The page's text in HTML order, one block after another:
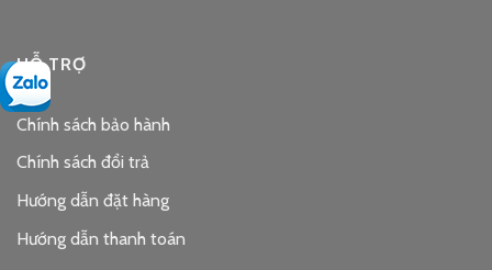
HỖ TRỢ
Chính sách bảo hành
Chính sách đổi trả
Hướng dẫn đặt hàng
Hướng dẫn thanh toán